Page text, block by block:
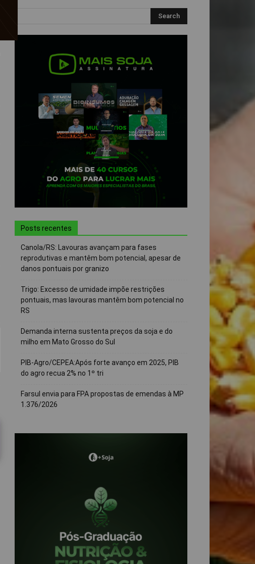
Posts recentes
Canola/RS: Lavouras avançam para fases
reprodutivas e mantêm bom potencial, apesar de
danos pontuais por granizo
Trigo: Excesso de umidade impõe restrições
pontuais, mas lavouras mantêm bom potencial no
RS
Demanda interna sustenta preços da soja e do
milho em Mato Grosso do Sul
PIB-Agro/CEPEA:Após forte avanço em 2025, PIB
do agro recua 2% no 1º tri
Farsul envia para FPA propostas de emendas à MP
1.376/2026